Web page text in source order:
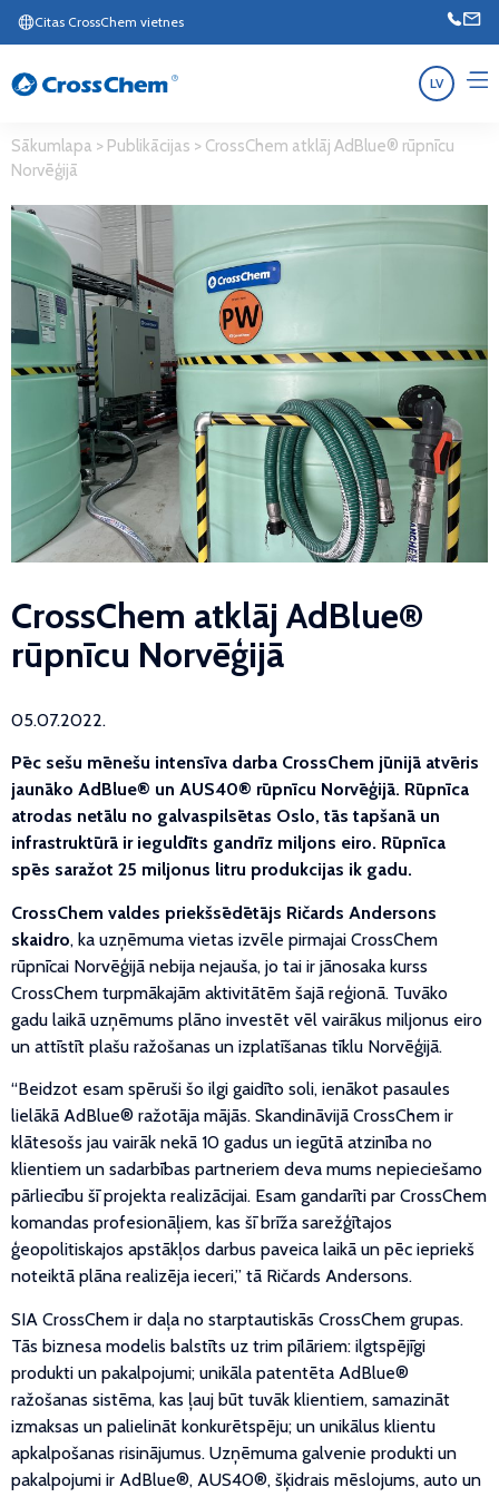
Citas CrossChem vietnes
LV
Sākumlapa > Publikācijas > CrossChem atklāj AdBlue® rūpnīcu
Norvēģijā
CrossChem atklāj AdBlue®
rūpnīcu Norvēģijā
05.07.2022.
Pēc sešu mēnešu intensīva darba CrossChem jūnijā atvēris
jaunāko AdBlue® un AUS40® rūpnīcu Norvēģijā. Rūpnīca
atrodas netālu no galvaspilsētas Oslo, tās tapšanā un
infrastruktūrā ir ieguldīts gandrīz miljons eiro. Rūpnīca
spēs saražot 25 miljonus litru produkcijas ik gadu.
CrossChem valdes priekšsēdētājs Ričards Andersons
skaidro, ka uzņēmuma vietas izvēle pirmajai CrossChem
rūpnīcai Norvēģijā nebija nejauša, jo tai ir jānosaka kurss
CrossChem turpmākajām aktivitātēm šajā reģionā. Tuvāko
gadu laikā uzņēmums plāno investēt vēl vairākus miljonus eiro
un attīstīt plašu ražošanas un izplatīšanas tīklu Norvēģijā.
“Beidzot esam spēruši šo ilgi gaidīto soli, ienākot pasaules
lielākā AdBlue® ražotāja mājās. Skandināvijā CrossChem ir
klātesošs jau vairāk nekā 10 gadus un iegūtā atzinība no
klientiem un sadarbības partneriem deva mums nepieciešamo
pārliecību šī projekta realizācijai. Esam gandarīti par CrossChem
komandas profesionāļiem, kas šī brīža sarežģītajos
ģeopolitiskajos apstākļos darbus paveica laikā un pēc iepriekš
noteiktā plāna realizēja ieceri,” tā Ričards Andersons.
SIA CrossChem ir daļa no starptautiskās CrossChem grupas.
Tās biznesa modelis balstīts uz trim pīlāriem: ilgtspējīgi
produkti un pakalpojumi; unikāla patentēta AdBlue®
ražošanas sistēma, kas ļauj būt tuvāk klientiem, samazināt
izmaksas un palielināt konkurētspēju; un unikālus klientu
apkalpošanas risinājumus. Uzņēmuma galvenie produkti un
pakalpojumi ir AdBlue®, AUS40®, šķidrais mēslojums, auto un